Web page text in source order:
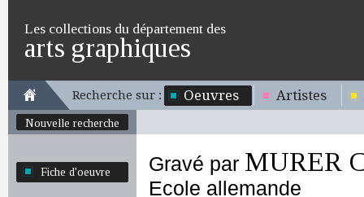
Les collections du département des
arts graphiques
Recherche sur : Oeuvres Artistes
Nouvelle recherche
Fiche d'oeuvre Gravé par MURER
Ecole allemande